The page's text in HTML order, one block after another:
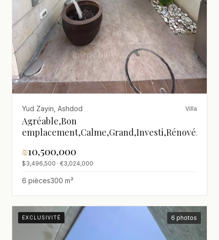
Yud Zayin, Ashdod Villa
Agréable,Bon
₪10,500,000
$3,496,500 · €3,024,000
6 pièces300 m²
EXCLUSIVITÉ 6 photos